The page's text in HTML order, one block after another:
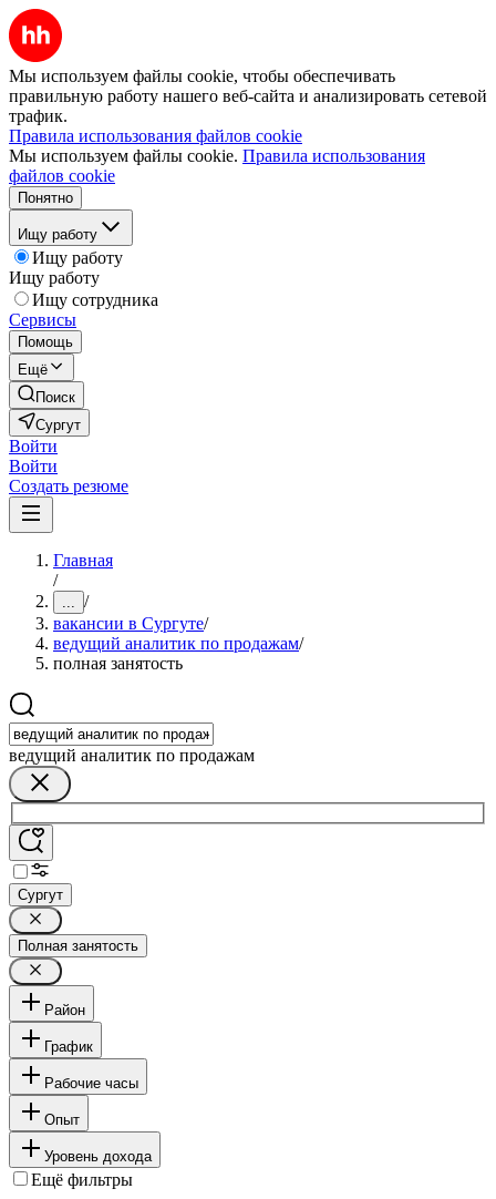
Мы используем файлы cookie, чтобы обеспечивать
правильную работу нашего веб-сайта и анализировать сетевой
трафик.
Правила использования файлов cookie
Мы используем файлы cookie. Правила использования
файлов cookie
Понятно
Ищу работу
Ищу работу
Ищу работу
Ищу сотрудника
Сервисы
Помощь
Ещё
Поиск
Сургут
Войти
Войти
Создать резюме
Главная
/
... /
вакансии в Сургуте/
ведущий аналитик по продажам/
полная занятость
ведущий аналитик по продажам
Сургут
Полная занятость
Район
График
Рабочие часы
Опыт
Уровень дохода
Ещё фильтры